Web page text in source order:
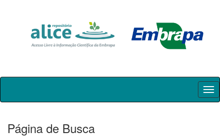
Skip
Página de Busca